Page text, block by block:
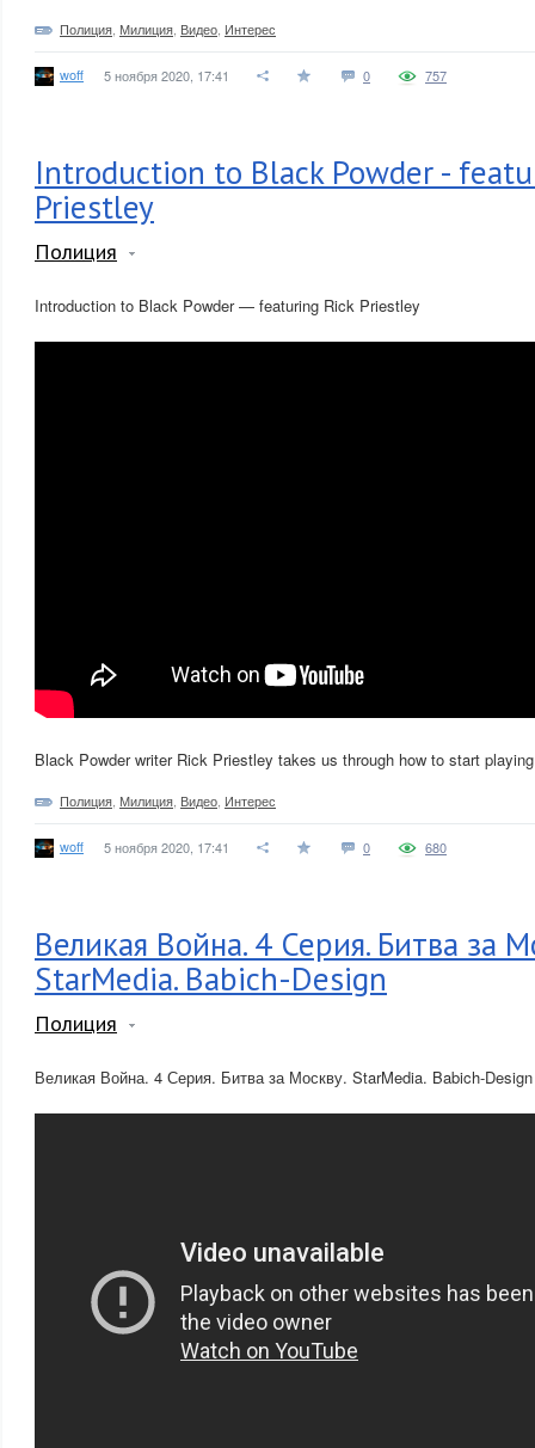
Полиция Милиция Видео Интерес
woff 5 ноября 2020, 17:41 0 757
Introduction to Black Powder -
Priestley
Полиция
Introduction to Black Powder — featuring Rick Priestley
Black Powder writer Rick Priestley takes us through how to start
Полиция Милиция Видео Интерес
woff 5 ноября 2020, 17:41 0 680
Великая Война. 4 Серия. Битва за
StarMedia. Babich-Design
Полиция
Великая Война. 4 Серия. Битва за Москву. StarMedia. Babich-Design